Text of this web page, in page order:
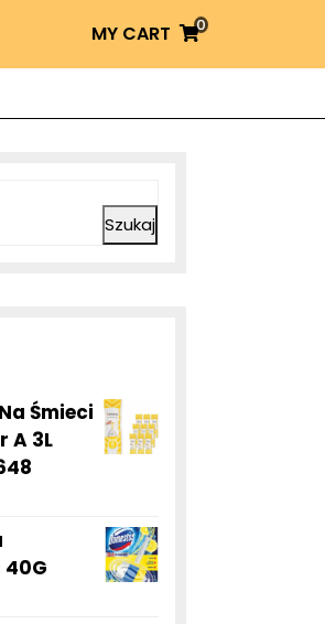
MY CART
MY
0
Szukaj
Śmieci
A 3L